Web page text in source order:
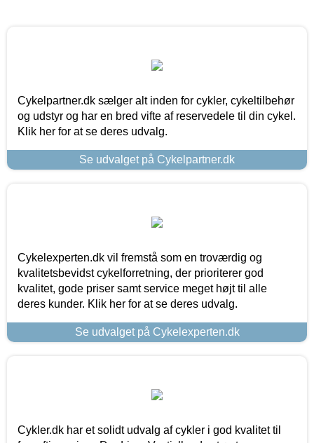
Cykelpartner.dk sælger alt inden for cykler, cykeltilbehør
og udstyr og har en bred vifte af reservedele til din cykel.
Klik her for at se deres udvalg.
Se udvalget på Cykelpartner.dk
Cykelexperten.dk vil fremstå som en troværdig og
kvalitetsbevidst cykelforretning, der prioriterer god
kvalitet, gode priser samt service meget højt til alle
deres kunder. Klik her for at se deres udvalg.
Se udvalget på Cykelexperten.dk
Cykler.dk har et solidt udvalg af cykler i god kvalitet til